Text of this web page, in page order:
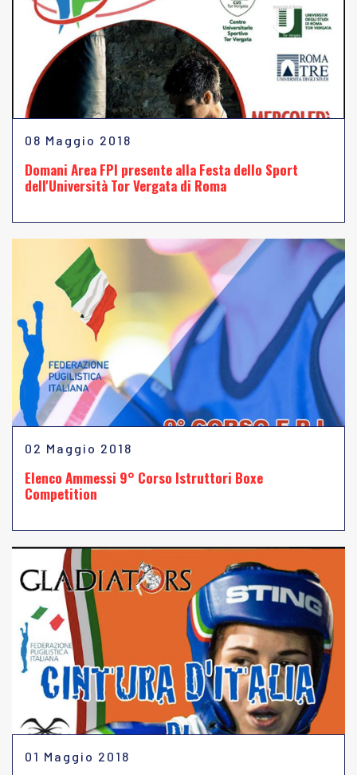
08 Maggio 2018
Domani Area FPI presente alla Festa dello Sport
dell'Università Tor Vergata di Roma
02 Maggio 2018
Elenco Ammessi 9° Corso Istruttori Boxe
Competition
01 Maggio 2018